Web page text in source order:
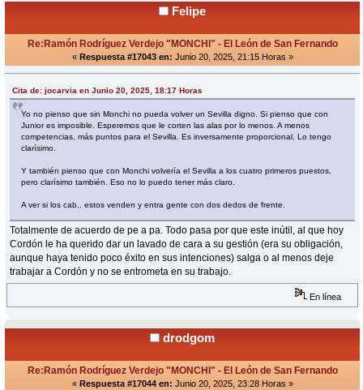
Felipe
Re:Ramón Rodríguez Verdejo "MONCHI" - El León de San Fernando
« Respuesta #17043 en: Junio 20, 2025, 21:15 Horas »
Cita de: jocarvia en Junio 20, 2025, 18:17 Horas
Yo no pienso que sin Monchi no pueda volver un Sevilla digno. Si pienso que con
Junior es imposible. Esperemos que le corten las alas por lo menos. A menos
competencias, más puntos para el Sevilla. Es inversamente proporcional. Lo tengo
clarísimo.
Y también pienso que con Monchi volvería el Sevilla a los cuatro primeros puestos,
pero clarísimo también. Eso no lo puedo tener más claro.
A ver si los cab.. estos venden y entra gente con dos dedos de frente.
Totalmente de acuerdo de pe a pa. Todo pasa por que este inútil, al que hoy
Cordón le ha querido dar un lavado de cara a su gestión (era su obligación,
aunque haya tenido poco éxito en sus intenciones) salga o al menos deje
trabajar a Cordón y no se entrometa en su trabajo.
En línea
drodgom
Re:Ramón Rodríguez Verdejo "MONCHI" - El León de San Fernando
« Respuesta #17044 en: Junio 20, 2025, 23:28 Horas »